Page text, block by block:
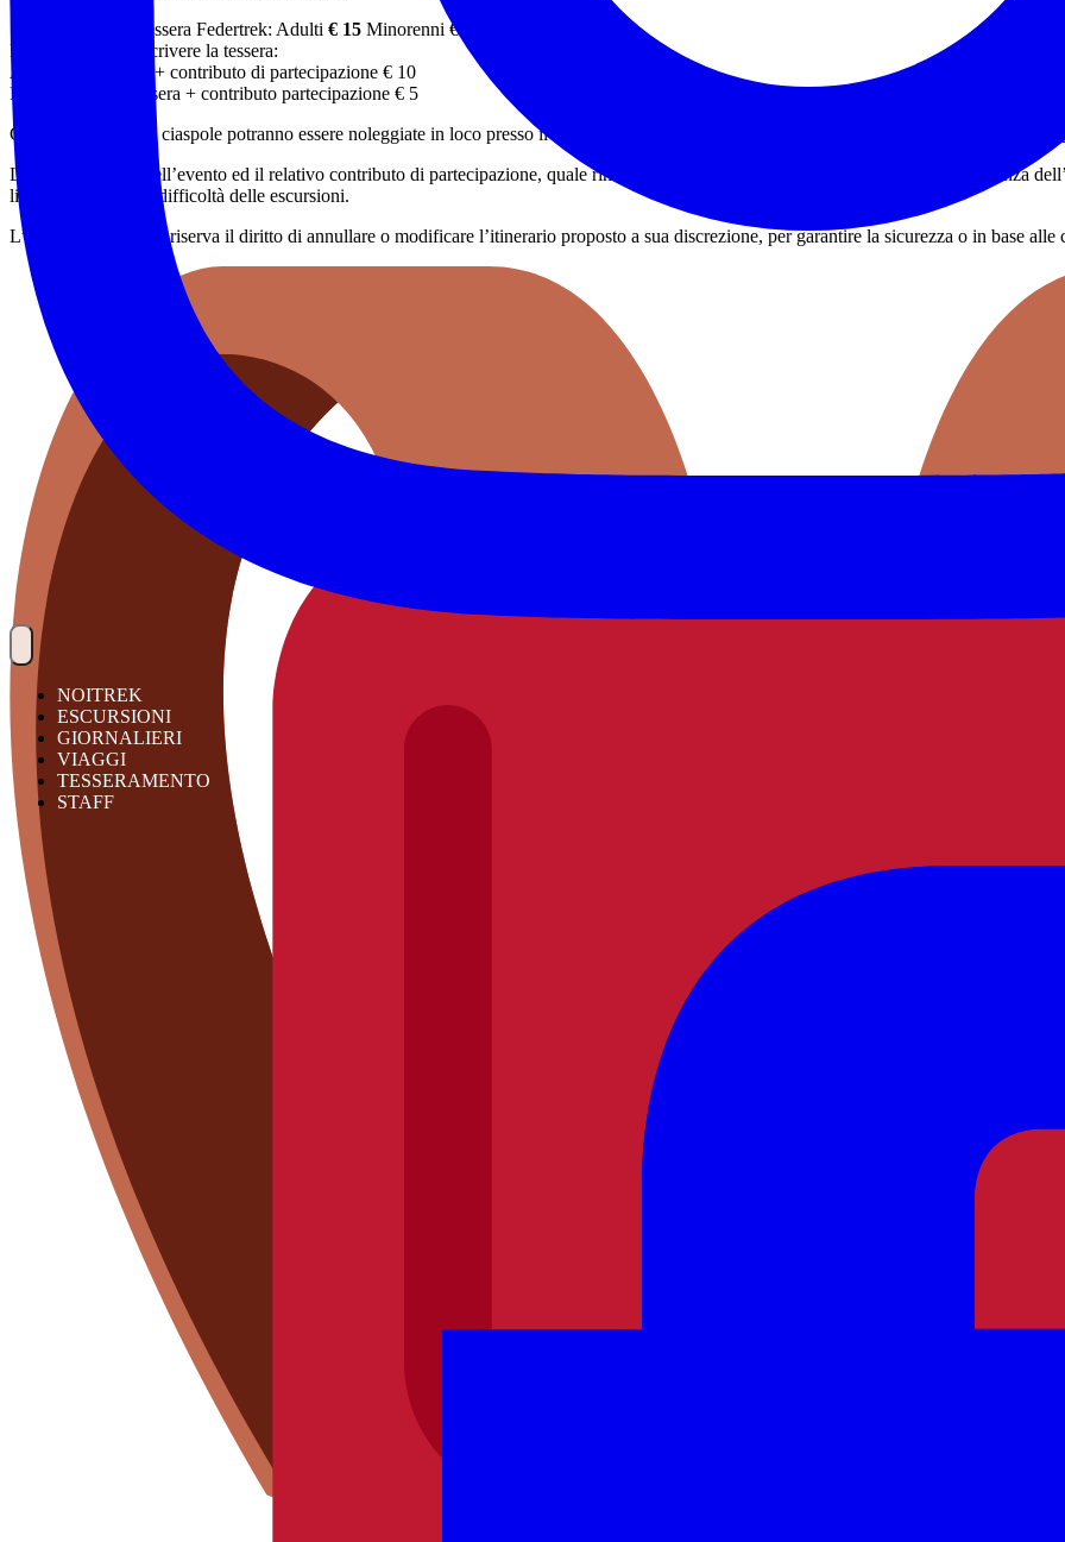
NOITREK
ESCURSIONI
GIORNALIERI
VIAGGI
TESSERAMENTO
STAFF
Se in possesso di tessera Federtrek: Adulti € 15 Minorenni € 10
Per chi deve sottoscrivere la tessera:
Adulti € 15 tessera + contributo di partecipazione € 10
Minorenni € 10 tessera + contributo partecipazione € 5
Chi non possiede le ciaspole potranno essere noleggiate in loco presso il rifugio Alantino al prezzo di 10€ o presso Decathlon a 7€ al giorno
L’organizzazione dell’evento ed il relativo contributo di partecipazione, quale rimborso delle spese di gestione dell’evento, è competenza
livelli di impegno e difficoltà delle escursioni.
L’accompagnatore si riserva il diritto di annullare o modificare l’itinerario proposto a sua discrezione, per garantire la sicurezza o in base